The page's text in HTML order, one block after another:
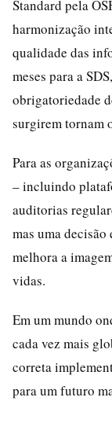
Standard pela
harmonização
qualidade das
meses para a
obrigatoriedade
surgirem tornam
Para as
– incluindo
auditorias
mas uma
melhora a
vidas.
Em um mundo
cada vez mais
correta
para um futuro